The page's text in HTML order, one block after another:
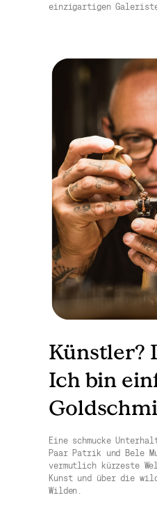
einzigartigen
Künstler?
Ich bin
Eine schmucke
Paar Patrik und Bele
vermutlich kürzeste
Kunst und über die
Wilden.